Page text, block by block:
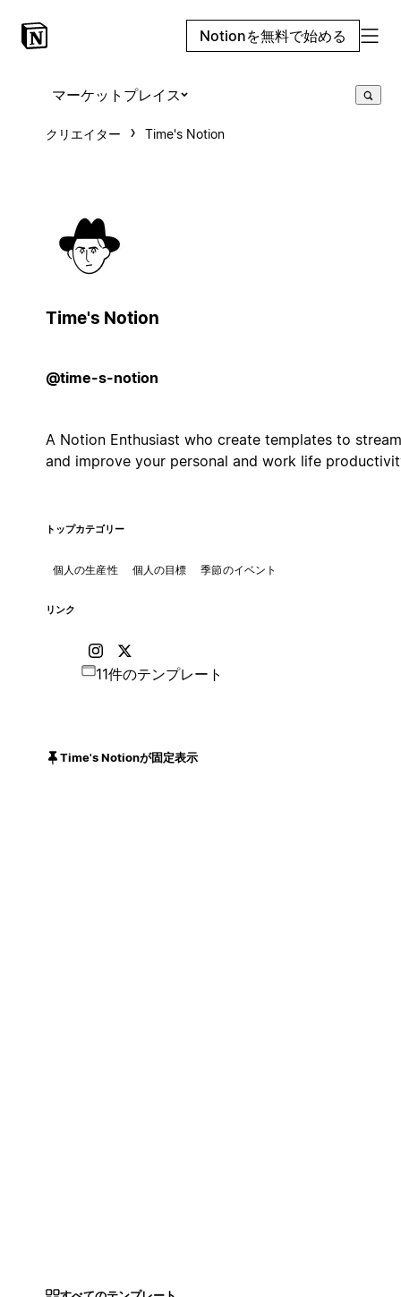
Notionを無料で始める
マーケットプレイス
クリエイター Time's Notion
Time's Notion
@time-s-notion
A Notion Enthusiast who create templates to
and improve your personal and work life
トップカテゴリー
個人の生産性 個人の目標 季節のイベント
リンク
11件のテンプレート
Time's Notionが固定表示